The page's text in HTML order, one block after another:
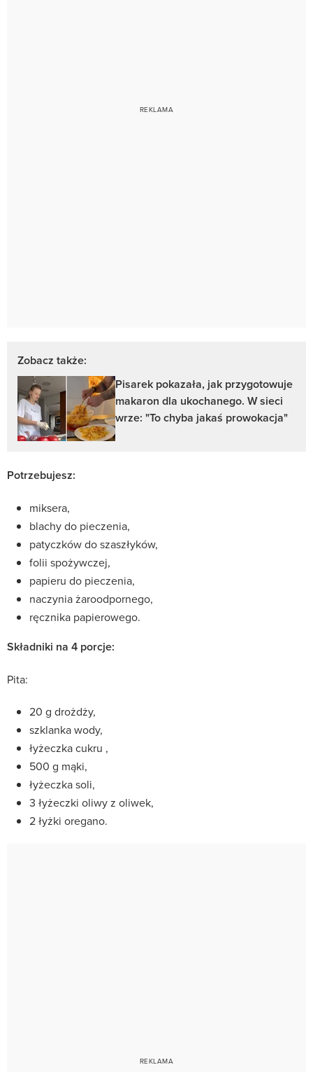
Zobacz także:
Pisarek pokazała, jak przygotowuje
makaron dla ukochanego. W sieci
wrze: "To chyba jakaś prowokacja"
Potrzebujesz:
miksera,
blachy do pieczenia,
patyczków do szaszłyków,
folii spożywczej,
papieru do pieczenia,
naczynia żaroodpornego,
ręcznika papierowego.
Składniki na 4 porcje:
Pita:
20 g drożdży,
szklanka wody,
łyżeczka cukru ,
500 g mąki,
łyżeczka soli,
3 łyżeczki oliwy z oliwek,
2 łyżki oregano.